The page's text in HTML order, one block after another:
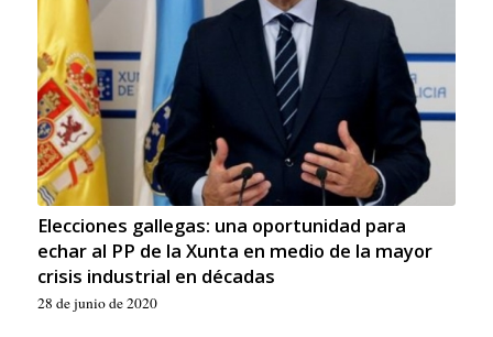
Elecciones gallegas: una oportunidad para
echar al PP de la Xunta en medio de la mayor
crisis industrial en décadas
28 de junio de 2020